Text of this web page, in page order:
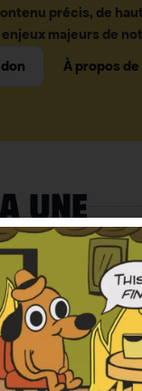
précis, de
enjeux majeurs de
À propos
UNE